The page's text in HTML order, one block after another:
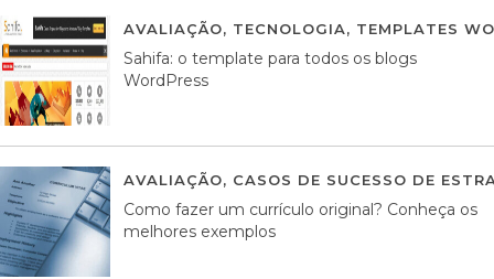
AVALIAÇÃO, TECNOLOGIA, TEMPLATES
Sahifa: o template para todos os blogs
WordPress
AVALIAÇÃO, CASOS DE SUCESSO DE
Como fazer um currículo original? Conheça os
melhores exemplos